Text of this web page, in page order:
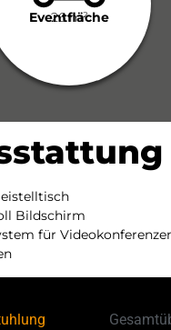
Eventfläche
26 m²
Bildschirm
für